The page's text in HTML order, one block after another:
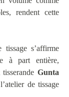
rendent cette
s’affirme
à part entière,
Gunta
de tissage